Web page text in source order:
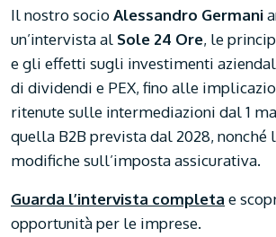
Il nostro socioAlessandro Germani
un’intervista al Sole 24 Ore, le
e gli effetti sugli investimenti
di dividendi e PEX, fino alle
ritenute sulle intermediazioni dal 1
quella B2B prevista dal 2028, nonché
modifiche sull’imposta assicurativa.
Guarda l’intervista completa e
opportunità per le imprese.